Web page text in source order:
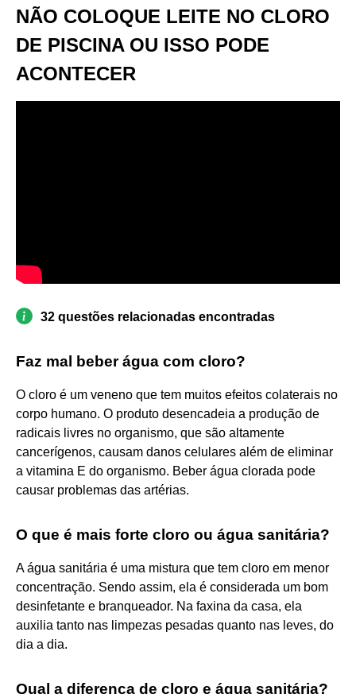
NÃO COLOQUE LEITE NO CLORO
DE PISCINA OU ISSO PODE
ACONTECER
32 questões relacionadas encontradas
Faz mal beber água com cloro?
O cloro é um veneno que tem muitos efeitos colaterais no
corpo humano. O produto desencadeia a produção de
radicais livres no organismo, que são altamente
cancerígenos, causam danos celulares além de eliminar
a vitamina E do organismo. Beber água clorada pode
causar problemas das artérias.
O que é mais forte cloro ou água sanitária?
A água sanitária é uma mistura que tem cloro em menor
concentração. Sendo assim, ela é considerada um bom
desinfetante e branqueador. Na faxina da casa, ela
auxilia tanto nas limpezas pesadas quanto nas leves, do
dia a dia.
Qual a diferença de cloro e água sanitária?